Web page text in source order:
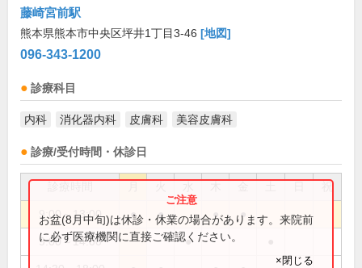
藤崎宮前駅
熊本県熊本市中央区坪井1丁目3-46 [地図]
096-343-1200
診療科目
内科 消化器内科 皮膚科 美容皮膚科
診療/受付時間・休診日
祝
9:00～13:00 ● ● ● ●
9:00～14:00 ●
お盆(8月中旬)は休診・休業の場合があります。来院前
に必ず医療機関に直接ご確認ください。
×閉じる